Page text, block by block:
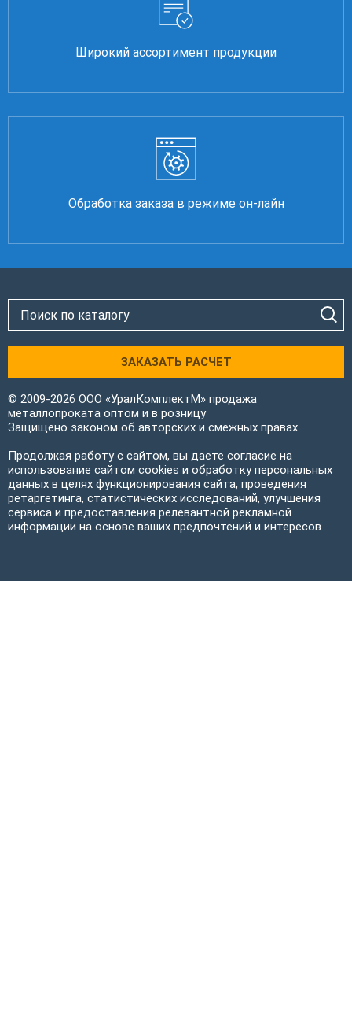
Широкий ассортимент продукции
Обработка заказа в режиме он-лайн
ЗАКАЗАТЬ РАСЧЕТ
© 2009-2026 ООО «УралКомплектМ» продажа
металлопроката оптом и в розницу
Защищено законом об авторских и смежных правах
Продолжая работу с сайтом, вы даете согласие на
использование сайтом cookies и обработку персональных
данных в целях функционирования сайта, проведения
ретаргетинга, статистических исследований, улучшения
сервиса и предоставления релевантной рекламной
информации на основе ваших предпочтений и интересов.